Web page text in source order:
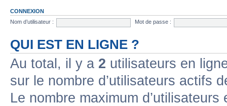
CONNEXION
Nom d’utilisateur :
Mot de passe :
QUI EST EN LIGNE ?
Au total, il y a 2 utilisateurs en
sur le nombre d’utilisateurs actifs
Le nombre maximum